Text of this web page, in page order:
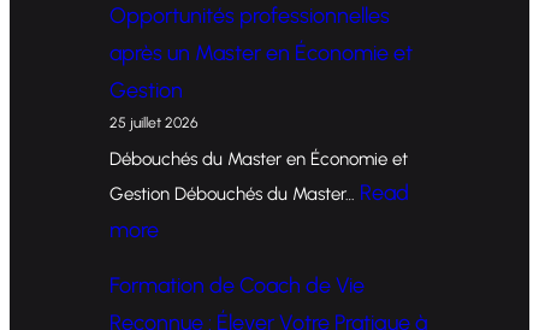
Opportunités professionnelles
après un Master en Économie et
Gestion
25 juillet 2026
Débouchés du Master en Économie et
Gestion Débouchés du Master… Read
more:
Formation de Coach de Vie
Reconnue : Élever Votre Pratique à